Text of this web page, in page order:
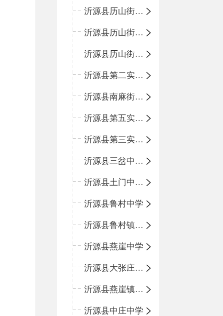
沂源县历山街道办事处振兴路小学
沂源县历山街道办事处荆山路小学
沂源县历山街道办事处鲁山路小学
沂源县第二实验中学
沂源县南麻街道办事处中心小学
沂源县第五实验小学
沂源县第三实验小学
沂源县三岔中心学校
沂源县土门中心学校
沂源县鲁村中学
沂源县鲁村镇中心小学
沂源县燕崖中学
沂源县大张庄中心学校
沂源县燕崖镇中心小学
沂源县中庄中学